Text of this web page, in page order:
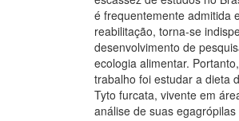
é frequentemente admitida
reabilitação, torna-se
desenvolvimento de
ecologia alimentar.
trabalho foi estudar a dieta
Tyto furcata, vivente em
análise de suas